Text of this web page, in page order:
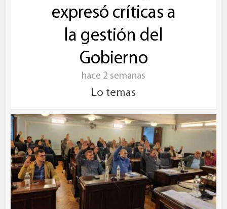
expresó críticas a
la gestión del
Gobierno
hace 2 semanas
Lo temas